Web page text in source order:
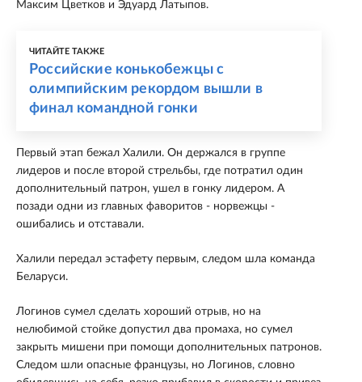
Максим Цветков и Эдуард Латыпов.
ЧИТАЙТЕ ТАКЖЕ
Российские конькобежцы с
олимпийским рекордом вышли в
финал командной гонки
Первый этап бежал Халили. Он держался в группе
лидеров и после второй стрельбы, где потратил один
дополнительный патрон, ушел в гонку лидером. А
позади одни из главных фаворитов - норвежцы -
ошибались и отставали.
Халили передал эстафету первым, следом шла команда
Беларуси.
Логинов сумел сделать хороший отрыв, но на
нелюбимой стойке допустил два промаха, но сумел
закрыть мишени при помощи дополнительных патронов.
Следом шли опасные французы, но Логинов, словно